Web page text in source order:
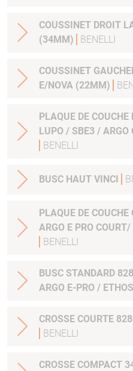
COUSSINET DROIT
(34MM)
BENELLI
COUSSINET
E/NOVA (22MM)
PLAQUE DE
LUPO / SBE3 / ARGO
BENELLI
BUSC HAUT VINCI
PLAQUE DE
ARGO E PRO
BENELLI
BUSC STANDARD
ARGO E-PRO / ETHOS
CROSSE COURTE
BENELLI
CROSSE COMPACT